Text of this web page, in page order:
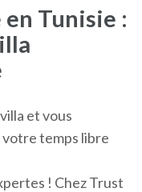
Tunisie :
et vous
temps libre
! Chez Trust